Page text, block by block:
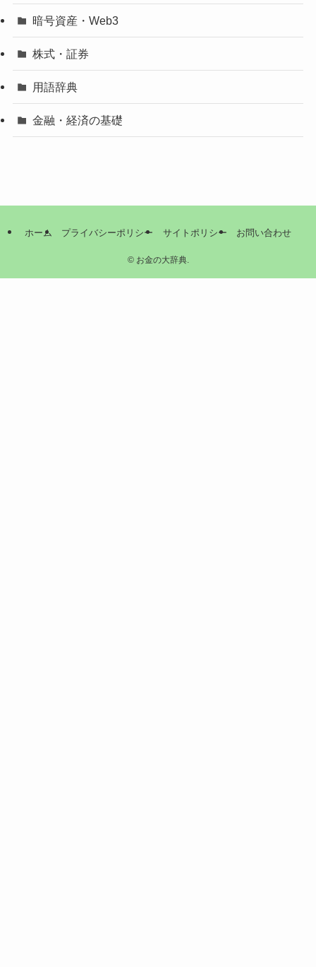
暗号資産・Web3
株式・証券
用語辞典
金融・経済の基礎
ホーム プライバシーポリシー サイトポリシー お問い合わせ
©お金の大辞典.